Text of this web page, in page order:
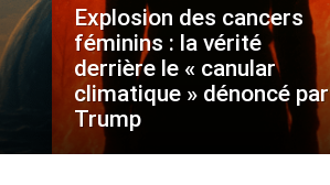
Explosion des cancers
féminins : la vérité
derrière le « canular
climatique » dénoncé par
Trump